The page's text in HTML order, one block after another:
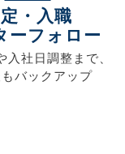
・入職
ーフォロー
入社日調整まで、
バックアップ